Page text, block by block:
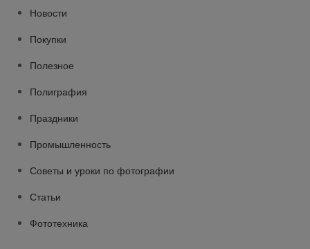
Новости
Покупки
Полезное
Полиграфия
Праздники
Промышленность
Советы и уроки по фотографии
Статьи
Фототехника